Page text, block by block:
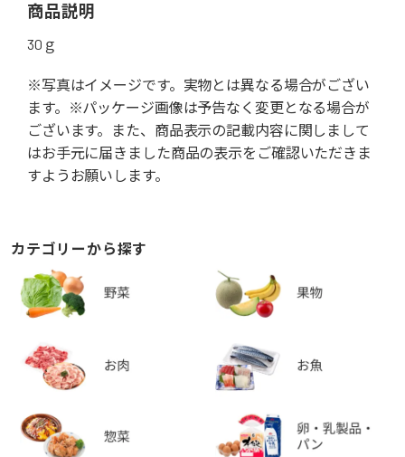
商品説明
30ｇ
※写真はイメージです。実物とは異なる場合がござい
ます。※パッケージ画像は予告なく変更となる場合が
ございます。また、商品表示の記載内容に関しまして
はお手元に届きました商品の表示をご確認いただきま
すようお願いします。
カテゴリーから探す